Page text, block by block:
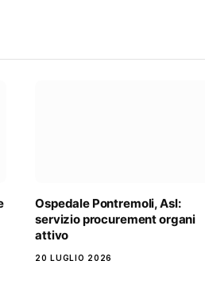
Ospedale Pontremoli, Asl:
servizio procurement organi
attivo
20 LUGLIO 2026